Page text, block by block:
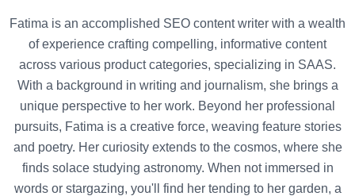
Fatima is an accomplished SEO content writer with a wealth
of experience crafting compelling, informative content
across various product categories, specializing in SAAS.
With a background in writing and journalism, she brings a
unique perspective to her work. Beyond her professional
pursuits, Fatima is a creative force, weaving feature stories
and poetry. Her curiosity extends to the cosmos, where she
finds solace studying astronomy. When not immersed in
words or stargazing, you'll find her tending to her garden, a